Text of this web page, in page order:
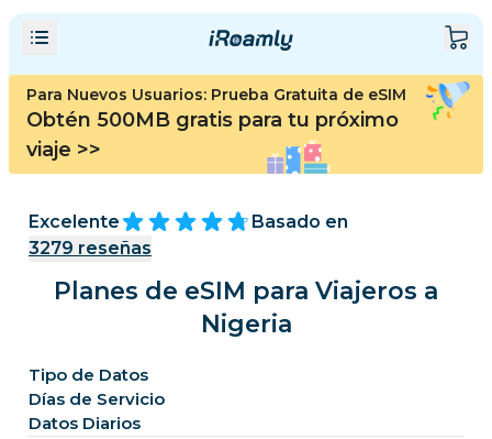
Para Nuevos Usuarios: Prueba Gratuita de eSIM
Obtén 500MB gratis para tu próximo
viaje >>
Excelente
Basado en
3279 reseñas
Planes de eSIM para Viajeros a
Nigeria
Tipo de Datos
Días de Servicio
Datos Diarios